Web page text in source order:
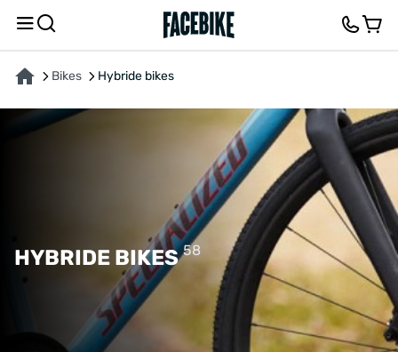
Bikes Hybride bikes
HYBRIDE BIKES58